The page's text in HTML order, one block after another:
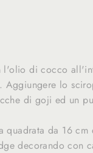
l'olio di cocco
Aggiungere lo
di goji ed un
quadrata da 16
decorando con